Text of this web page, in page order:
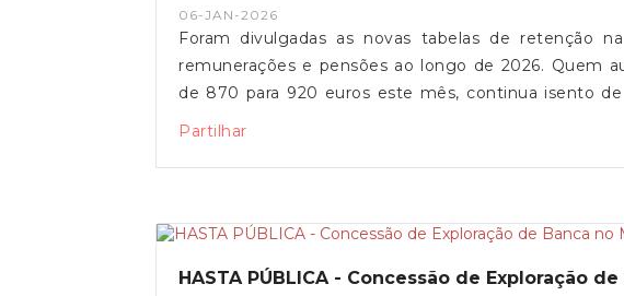
de 134 para 119 euros e pelos residentes na
"reconhece o subsídio social de mobilidade como
e territorial, contribuindo para mitigar os efeitos da
mais jovens que vivem/estudam nas ilhas e vivem/estudam no
Minuto
06-JAN-2026
Foram divulgadas as novas tabelas de retenção
remunerações e pensões ao longo de 2026. Quem
de 870 para 920 euros este mês, continua isento
dois descontos obrigatórios: 11% para a Segurança
Função Pública, a base remuneratória ficará cerca
novo mínimo de existência (12.880 euros anuais) e
Orçamento do Estado de 2026. Fonte:
Partilhar
HASTA PÚBLICA - Concessão de Exploração